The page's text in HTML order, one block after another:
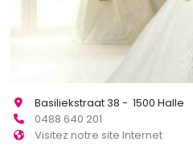
Basiliekstraat 38 - 1500 Halle
0488 640 201
Visitez notre site Internet